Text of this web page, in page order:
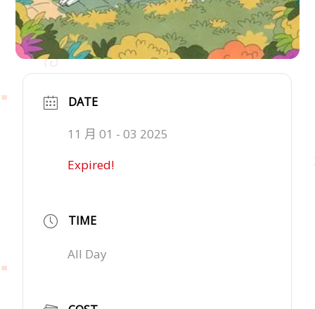
DATE
11 月 01 - 03 2025
Expired!
TIME
All Day